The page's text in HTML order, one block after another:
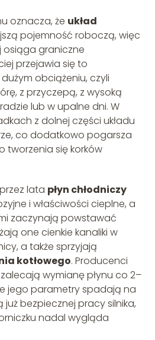
oznacza, że układ
pojemność roboczą, więc
graniczne
przejawia się to
obciążeniu, czyli
z przyczepą, z wysoką
lub w upalne dni. W
z dolnej części układu
co dodatkowo pogarsza
tworzenia się korków
lata płyn chłodniczy
i właściwości cieplne, a
zaczynają powstawać
one cienkie kanaliki w
a także sprzyjają
kotłowego. Producenci
wymianę płynu co 2–
jego parametry spadają na
bezpiecznej pracy silnika,
nadal wygląda